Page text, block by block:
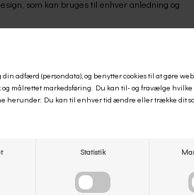
som kan bruges til enhver anledning og
kvalitet
som er kendt for stilrent design, høj
inspiration fra skandinavisk minimalisme og
Billi Bi moderne sko til kvinder – fra støvler til
og med øje for detaljer.
vaskes.